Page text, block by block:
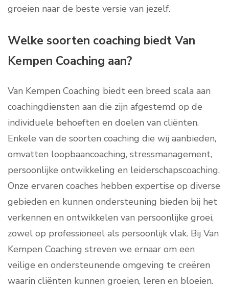
groeien naar de beste versie van jezelf.
Welke soorten coaching biedt Van
Kempen Coaching aan?
Van Kempen Coaching biedt een breed scala aan
coachingdiensten aan die zijn afgestemd op de
individuele behoeften en doelen van cliënten.
Enkele van de soorten coaching die wij aanbieden,
omvatten loopbaancoaching, stressmanagement,
persoonlijke ontwikkeling en leiderschapscoaching.
Onze ervaren coaches hebben expertise op diverse
gebieden en kunnen ondersteuning bieden bij het
verkennen en ontwikkelen van persoonlijke groei,
zowel op professioneel als persoonlijk vlak. Bij Van
Kempen Coaching streven we ernaar om een
veilige en ondersteunende omgeving te creëren
waarin cliënten kunnen groeien, leren en bloeien.